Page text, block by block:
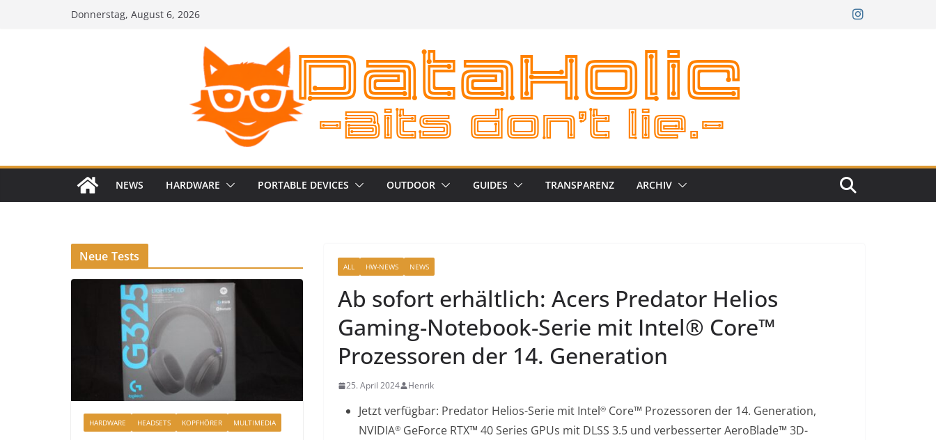
Donnerstag, August 6, 2026
NEWS HARDWARE PORTABLE DEVICES OUTDOOR GUIDES TRANSPARENZ ARCHIV
ALL HW-NEWS NEWS
Ab sofort erhältlich: Acers Predator Helios
Gaming-Notebook-Serie mit Intel® Core™
Prozessoren der 14. Generation
25. April 2024 Henrik
Jetzt verfügbar: Predator Helios-Serie mit Intel® Core™ Prozessoren der 14. Generation,
NVIDIA® GeForce RTX™ 40 Series GPUs mit DLSS 3.5 und verbesserter AeroBlade™ 3D-
Neue Tests
HARDWARE HEADSETS KOPFHÖRER MULTIMEDIA